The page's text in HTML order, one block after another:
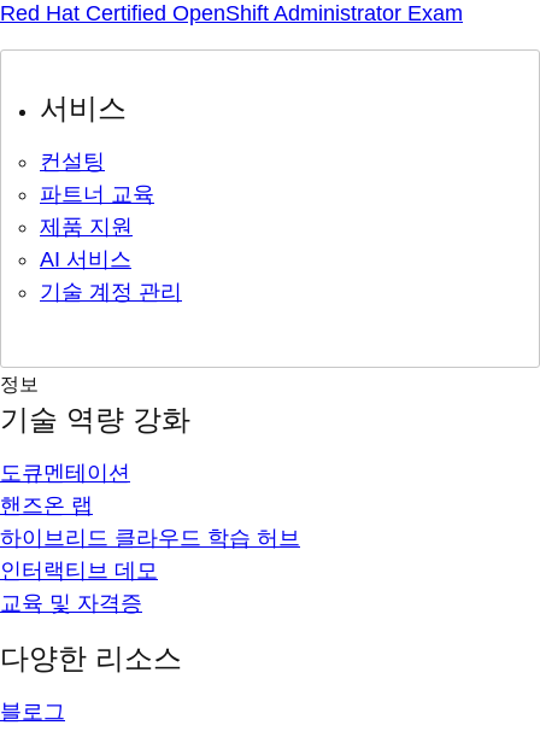
Red Hat Certified OpenShift Administrator Exam
서비스
컨설팅
파트너 교육
제품 지원
AI 서비스
기술 계정 관리
정보
기술 역량 강화
도큐멘테이션
핸즈온 랩
하이브리드 클라우드 학습 허브
인터랙티브 데모
교육 및 자격증
다양한 리소스
블로그